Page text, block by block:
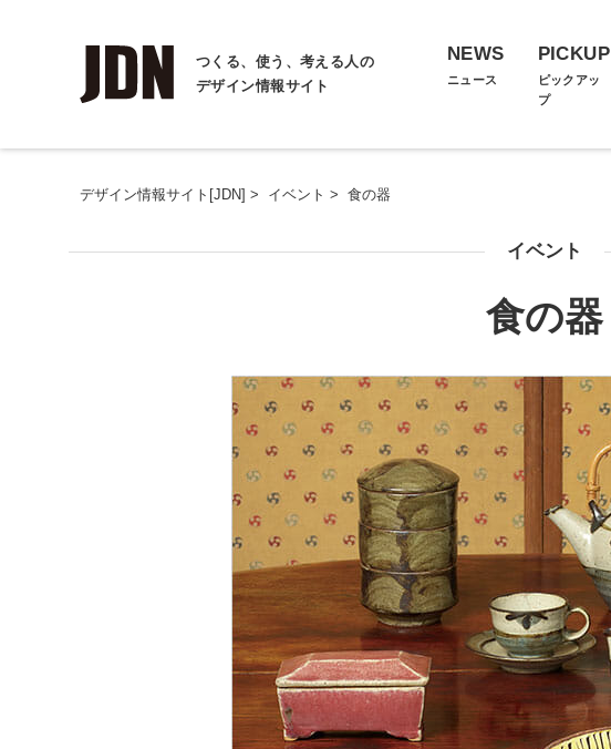
つくる、使う、考える人の
デザイン情報サイト
NEWS
ニュース
PICKUP
ピックアッ
プ
デザイン情報サイト[JDN] > イベント > 食の器
イベント
食の器